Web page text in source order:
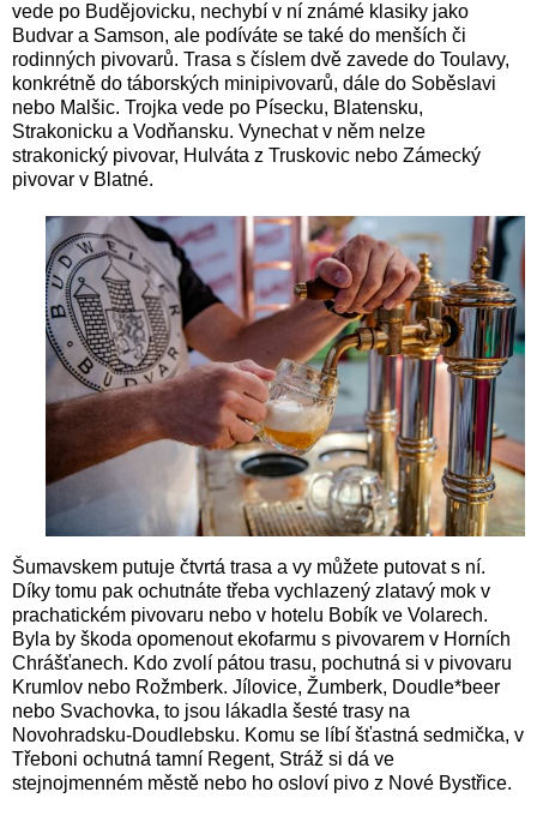
vede po Budějovicku, nechybí v ní známé klasiky jako
Budvar a Samson, ale podíváte se také do menších či
rodinných pivovarů. Trasa s číslem dvě zavede do Toulavy,
konkrétně do táborských minipivovarů, dále do Soběslavi
nebo Malšic. Trojka vede po Písecku, Blatensku,
Strakonicku a Vodňansku. Vynechat v něm nelze
strakonický pivovar, Hulváta z Truskovic nebo Zámecký
pivovar v Blatné.
Šumavskem putuje čtvrtá trasa a vy můžete putovat s ní.
Díky tomu pak ochutnáte třeba vychlazený zlatavý mok v
prachatickém pivovaru nebo v hotelu Bobík ve Volarech.
Byla by škoda opomenout ekofarmu s pivovarem v Horních
Chrášťanech. Kdo zvolí pátou trasu, pochutná si v pivovaru
Krumlov nebo Rožmberk. Jílovice, Žumberk, Doudle*beer
nebo Svachovka, to jsou lákadla šesté trasy na
Novohradsku-Doudlebsku. Komu se líbí šťastná sedmička, v
Třeboni ochutná tamní Regent, Stráž si dá ve
stejnojmenném městě nebo ho osloví pivo z Nové Bystřice.